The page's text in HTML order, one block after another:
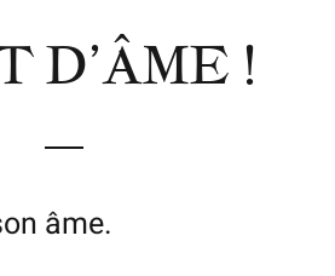
D’ÂME !
âme.